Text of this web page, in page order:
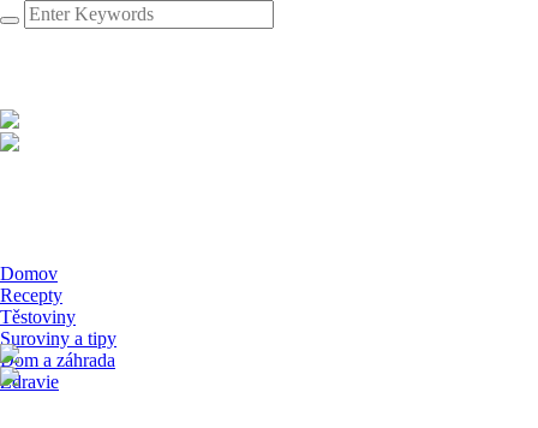
Domov
Recepty
Těstoviny
Suroviny a tipy
Dom a záhrada
Zdravie